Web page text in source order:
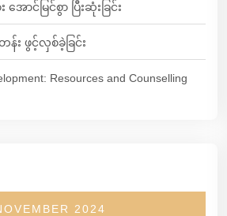
ောင်မြင်စွာ ပြီးဆုံးခြင်း
န်း ဖွင့်လှစ်ခဲ့ခြင်း
Resources and Counselling
2024